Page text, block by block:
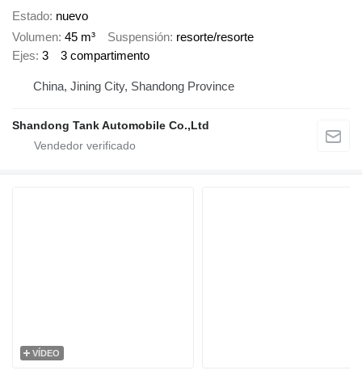
Estado nuevo
Volumen 45 m³ Suspensión resorte/resorte
Ejes 3 3 compartimento
China, Jining City, Shandong Province
Shandong Tank Automobile Co.,Ltd
VÍDEO